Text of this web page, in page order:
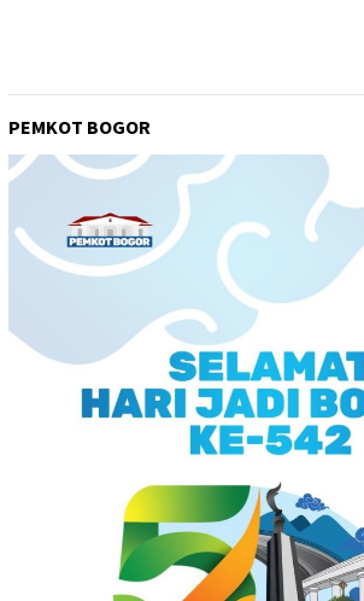
PEMKOT BOGOR